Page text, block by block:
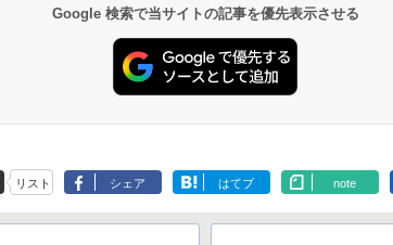
AIイラスト表現辞典:
Labo)
ClaudeCode いちば
もコンテンツ作成に
もKindle出版にも！
のAIコーディング入
1冊ですべて身につく
Amazon Kindle - 目
チディスプレイ電子
書籍リーダー、ブラ
Kindle Paperwhite
調節ライト、12週間
持続バッテリー、広
Amazon Kindle
ト、最大8週間持続バ
ッテリー、広告無
Google 検索で当サイトの記事を優先表示させる
リスト シェア はてブ note